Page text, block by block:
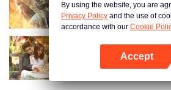
Mundo de los
Amor como un
By using the website, you are
Privacy Policy and the use of
accordance with our Cookie
Accept